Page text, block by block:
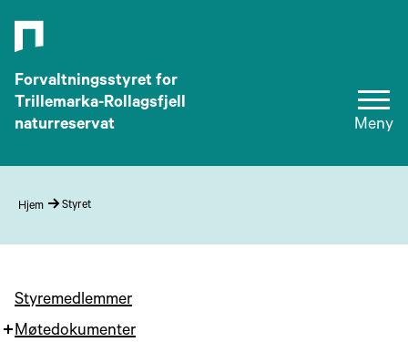
Forvaltningsstyret for
Trillemarka-Rollagsfjell
naturreservat
Meny
Hjem Styret
Styremedlemmer
Møtedokumenter